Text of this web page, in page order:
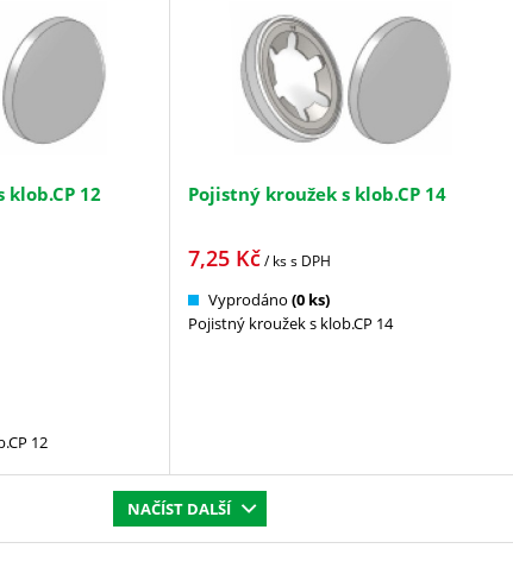
12
12
Pojistný kroužek s klob.CP 14
7,25Kč/ kss DPH
Vyprodáno (0 ks)
Pojistný kroužek s klob.CP 14
NAČÍST DALŠÍ